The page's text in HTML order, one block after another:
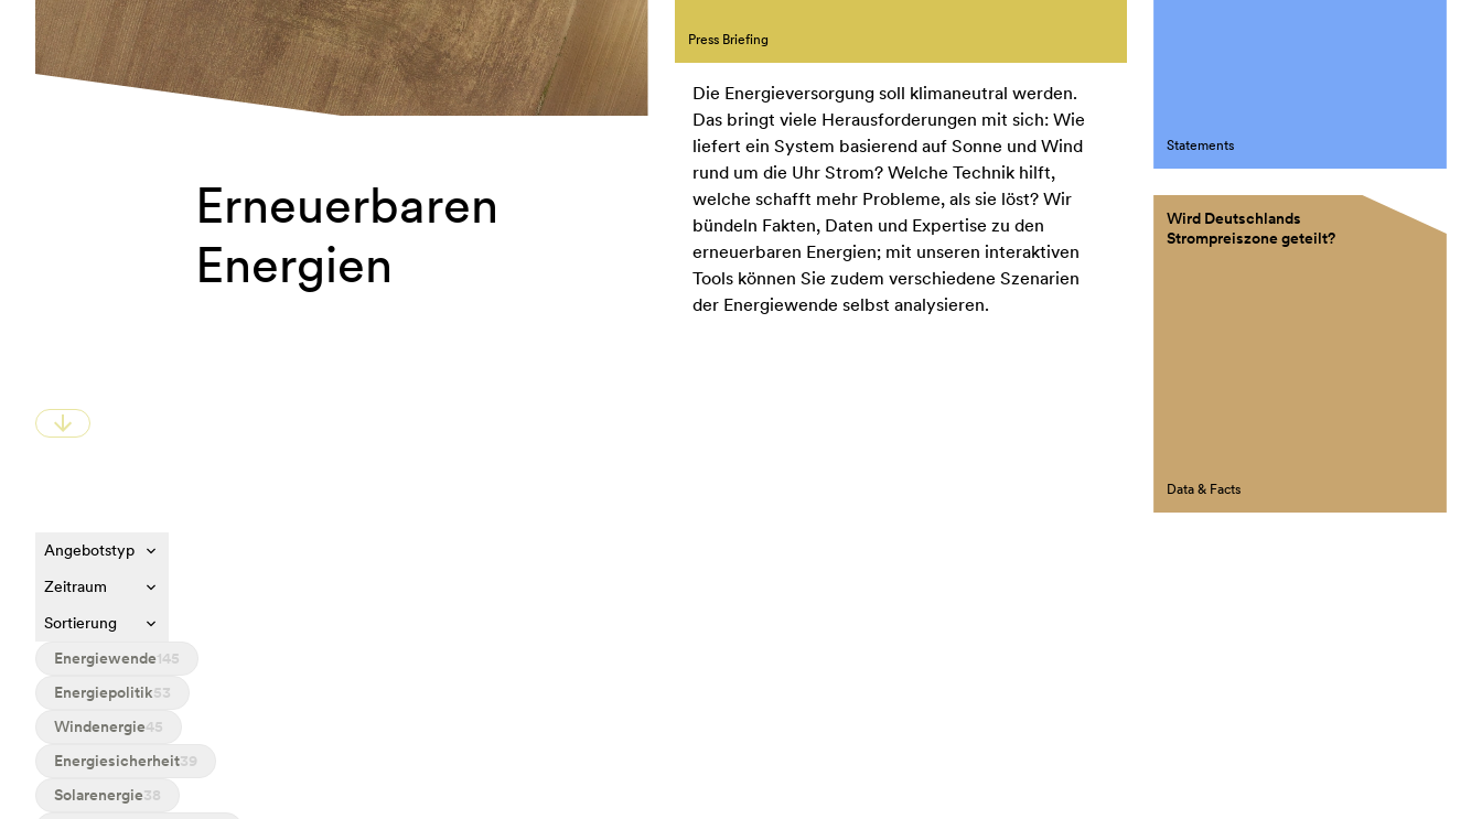
Erneuerbaren
Energien
Die Energieversorgung soll klimaneutral werden.
Das bringt viele Herausforderungen mit sich: Wie
liefert ein System basierend auf Sonne und Wind
rund um die Uhr Strom? Welche Technik hilft,
welche schafft mehr Probleme, als sie löst? Wir
bündeln Fakten, Daten und Expertise zu den
erneuerbaren Energien; mit unseren interaktiven
Tools können Sie zudem verschiedene Szenarien
der Energiewende selbst analysieren.
Press Briefing
Statements
Wird Deutschlands
Strompreiszone geteilt?
Data & Facts
Zur Suche springen
Angebotstyp
Zeitraum
Sortierung
Energiewende145
Energiepolitik53
Windenergie45
Energiesicherheit39
Solarenergie38